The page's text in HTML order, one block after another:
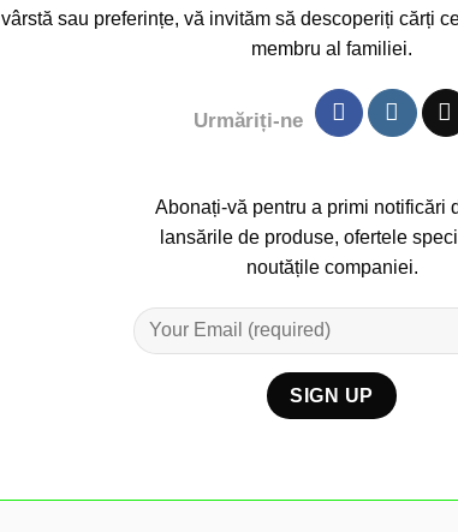
sau preferințe, vă invităm să descoperiți cărți
membru al familiei.
Urmăriți-ne
Abonați-vă pentru a primi notificări
lansările de produse, ofertele
noutățile companiei.